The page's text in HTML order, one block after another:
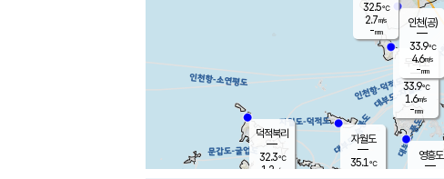
무의도
33.9℃
1.6m/s
-mm
영흥도
자월도
35.1℃
32.5℃
2.7m/s
-mm
덕적북리
32.3℃
1.2 m/s
인천(공)
33.9℃
4.6m/s
-mm